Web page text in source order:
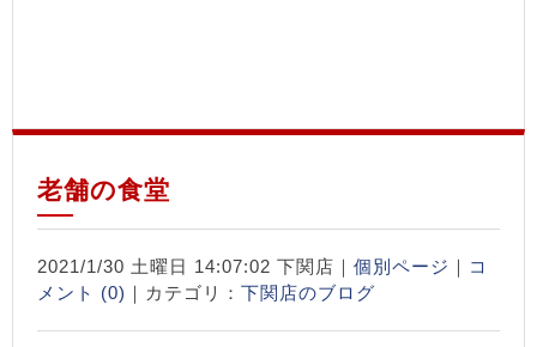
老舗の食堂
2021/1/30 土曜日 14:07:02 下関店｜ 個別ページ ｜ コ
メント (0) ｜カテゴリ： 下関店のブログ